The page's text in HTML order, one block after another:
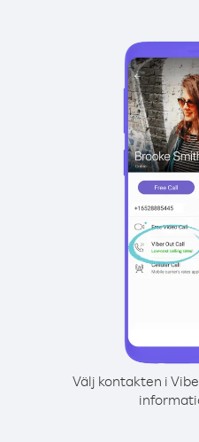
Välj kontakten i